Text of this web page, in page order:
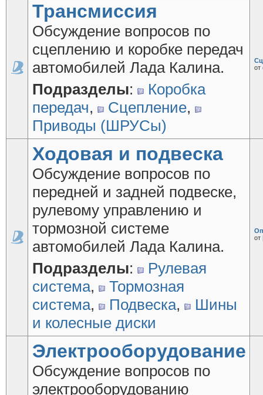
Трансмиссия
Обсуждение вопросов по
сцеплению и коробке передач
автомобилей Лада Калина.
Подразделы:
Коробка
передач, Сцепление,
Приводы (ШРУСы)
от
Ходовая и подвеска
Обсуждение вопросов по
передней и задней подвеске,
рулевому управлению и
тормозной системе
автомобилей Лада Калина.
Подразделы:
Рулевая
система,
Тормозная
система, Подвеска,
Шины
и колесные диски
от
Электрооборудование
Обсуждение вопросов по
электрооборудованию